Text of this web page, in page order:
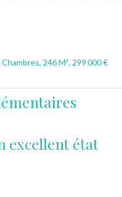
246 M², 299 000 €
excellent état